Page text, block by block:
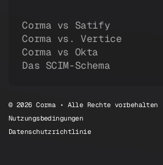
Corma vs Satify
Corma vs. Vertice
Corma vs Okta
Das SCIM-Schema
© 2026 Corma • Alle Rechte vorbehalten
Nutzungsbedingungen
Datenschutzrichtlinie